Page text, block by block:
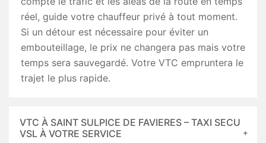
réel, guide votre chauffeur privé à tout moment.
Si un détour est nécessaire pour éviter un
embouteillage, le prix ne changera pas mais votre
temps sera sauvegardé. Votre VTC empruntera le
trajet le plus rapide.
VTC À SAINT SULPICE DE FAVIERES – TAXI SECU
VSL À VOTRE SERVICE